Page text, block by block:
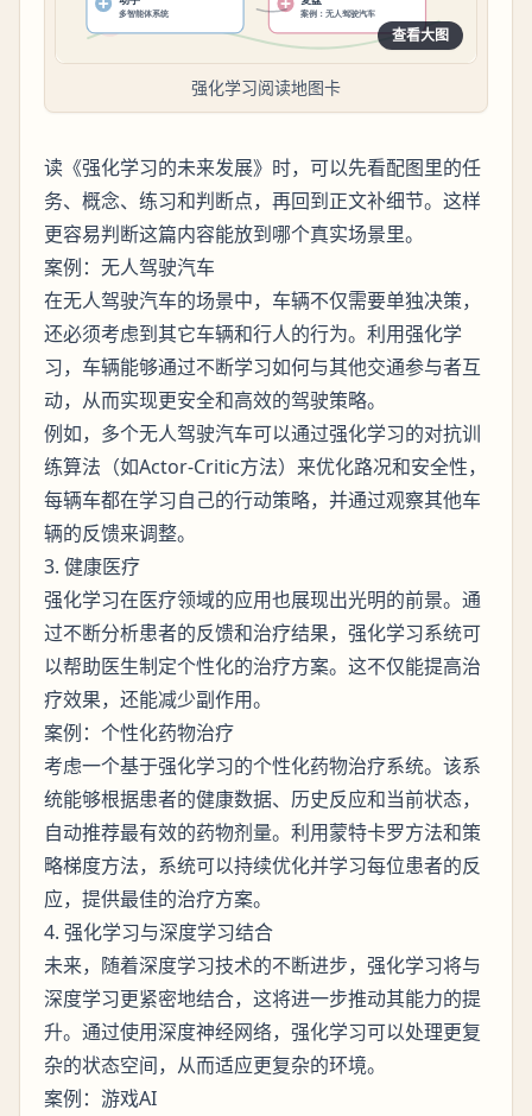
查看大图
强化学习阅读地图卡
读《强化学习的未来发展》时，可以先看配图里的任
务、概念、练习和判断点，再回到正文补细节。这样
更容易判断这篇内容能放到哪个真实场景里。
案例：无人驾驶汽车
在无人驾驶汽车的场景中，车辆不仅需要单独决策，
还必须考虑到其它车辆和行人的行为。利用强化学
习，车辆能够通过不断学习如何与其他交通参与者互
动，从而实现更安全和高效的驾驶策略。
例如，多个无人驾驶汽车可以通过强化学习的对抗训
练算法（如Actor-Critic方法）来优化路况和安全性，
每辆车都在学习自己的行动策略，并通过观察其他车
辆的反馈来调整。
3. 健康医疗
强化学习在医疗领域的应用也展现出光明的前景。通
过不断分析患者的反馈和治疗结果，强化学习系统可
以帮助医生制定个性化的治疗方案。这不仅能提高治
疗效果，还能减少副作用。
案例：个性化药物治疗
考虑一个基于强化学习的个性化药物治疗系统。该系
统能够根据患者的健康数据、历史反应和当前状态，
自动推荐最有效的药物剂量。利用蒙特卡罗方法和策
略梯度方法，系统可以持续优化并学习每位患者的反
应，提供最佳的治疗方案。
4. 强化学习与深度学习结合
未来，随着深度学习技术的不断进步，强化学习将与
深度学习更紧密地结合，这将进一步推动其能力的提
升。通过使用深度神经网络，强化学习可以处理更复
杂的状态空间，从而适应更复杂的环境。
案例：游戏AI